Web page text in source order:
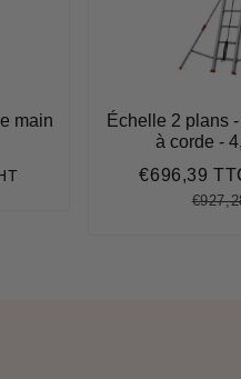
main
Échelle 2 plans
à corde -
Prix
€696,39
Prix